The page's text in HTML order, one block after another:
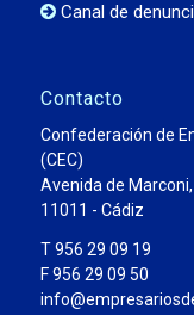
Canal de
Contacto
Confederación de
(CEC)
Avenida de Marconi,
11011 - Cádiz
T 956 29 09 19
F 956 29 09 50